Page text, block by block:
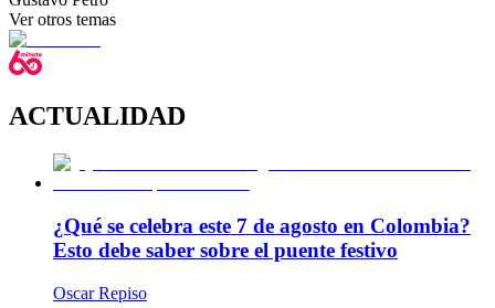
Ver otros temas
ACTUALIDAD
¿Qué se celebra este 7 de agosto en Colombia?
Esto debe saber sobre el puente festivo
Oscar Repiso